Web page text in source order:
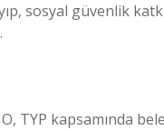
sosyal güvenlik
TYP kapsamında